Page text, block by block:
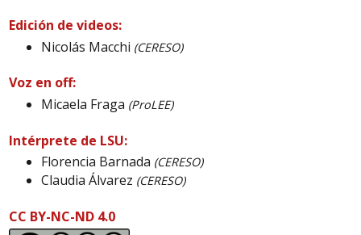
Edición de videos:
Nicolás Macchi (CERESO)
Voz en off:
Micaela Fraga (ProLEE)
Intérprete de LSU:
Florencia Barnada (CERESO)
Claudia Álvarez (CERESO)
CC BY-NC-ND 4.0